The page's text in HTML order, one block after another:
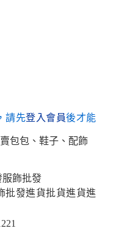
請先登入會員後才能
包包、鞋子、配飾
服飾批發
批發進貨批貨進貨進